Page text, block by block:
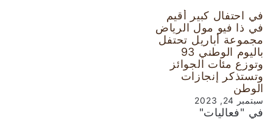
في احتفال كبير أقيم
في ذا فيو مول الرياض
مجموعة أباريل تحتفل
باليوم الوطني 93
وتوزع مئات الجوائز
وتستذكر إنجازات
الوطن
سبتمبر 24, 2023
في "فعاليات"